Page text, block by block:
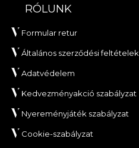
RÓLUNK
Formular retur
Általános szerződési feltételek
Adatvédelem
Kedvezményakció szabályzat
Nyereményjáték szabályzat
Cookie-szabályzat